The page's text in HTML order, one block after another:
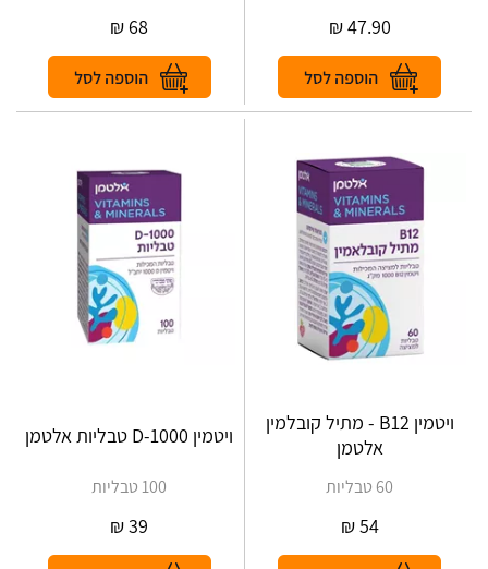
47.90
₪
68
₪
ויטמין B12 - מתיל קובלמין
אלטמן
60 טבליות
54
₪
ויטמין D-1000 טבליות אלטמן
100 טבליות
39
₪